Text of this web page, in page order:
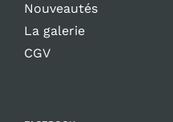
Nouveautés
La galerie
CGV